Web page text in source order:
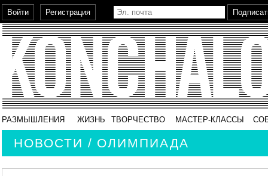
РАЗМЫШЛЕНИЯ ЖИЗНЬ ТВОРЧЕСТВО МАСТЕР-КЛАССЫ
НОВОСТИ / ОЛИМПИАДА